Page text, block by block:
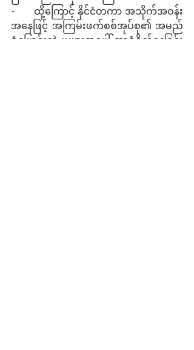
-      ထို့ကြောင့် နိုင်ငံတကာ အသိုက်အဝန်း
အနေဖြင့် အကြမ်းဖက်စစ်အုပ်စု၏ အမည်
ခံပြောင်းလဲ မှုများအပေါ် အာရုံစိုက်နေခြင်း